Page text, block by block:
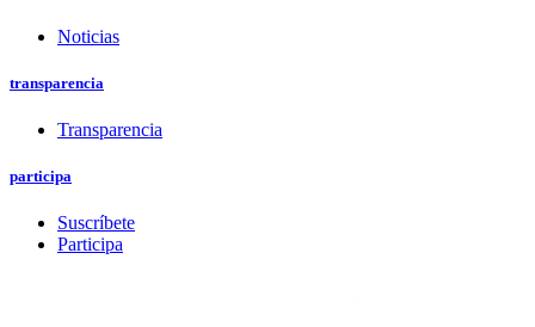
Noticias
transparencia
Transparencia
participa
Suscríbete
Participa